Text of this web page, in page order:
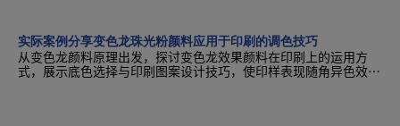
实际案例分享变色龙珠光粉颜料应用于印刷的调色技巧
从变色龙颜料原理出发，探讨变色龙效果颜料在印刷上的运用方
式，展示底色选择与印刷图案设计技巧，使印样表现随角异色效